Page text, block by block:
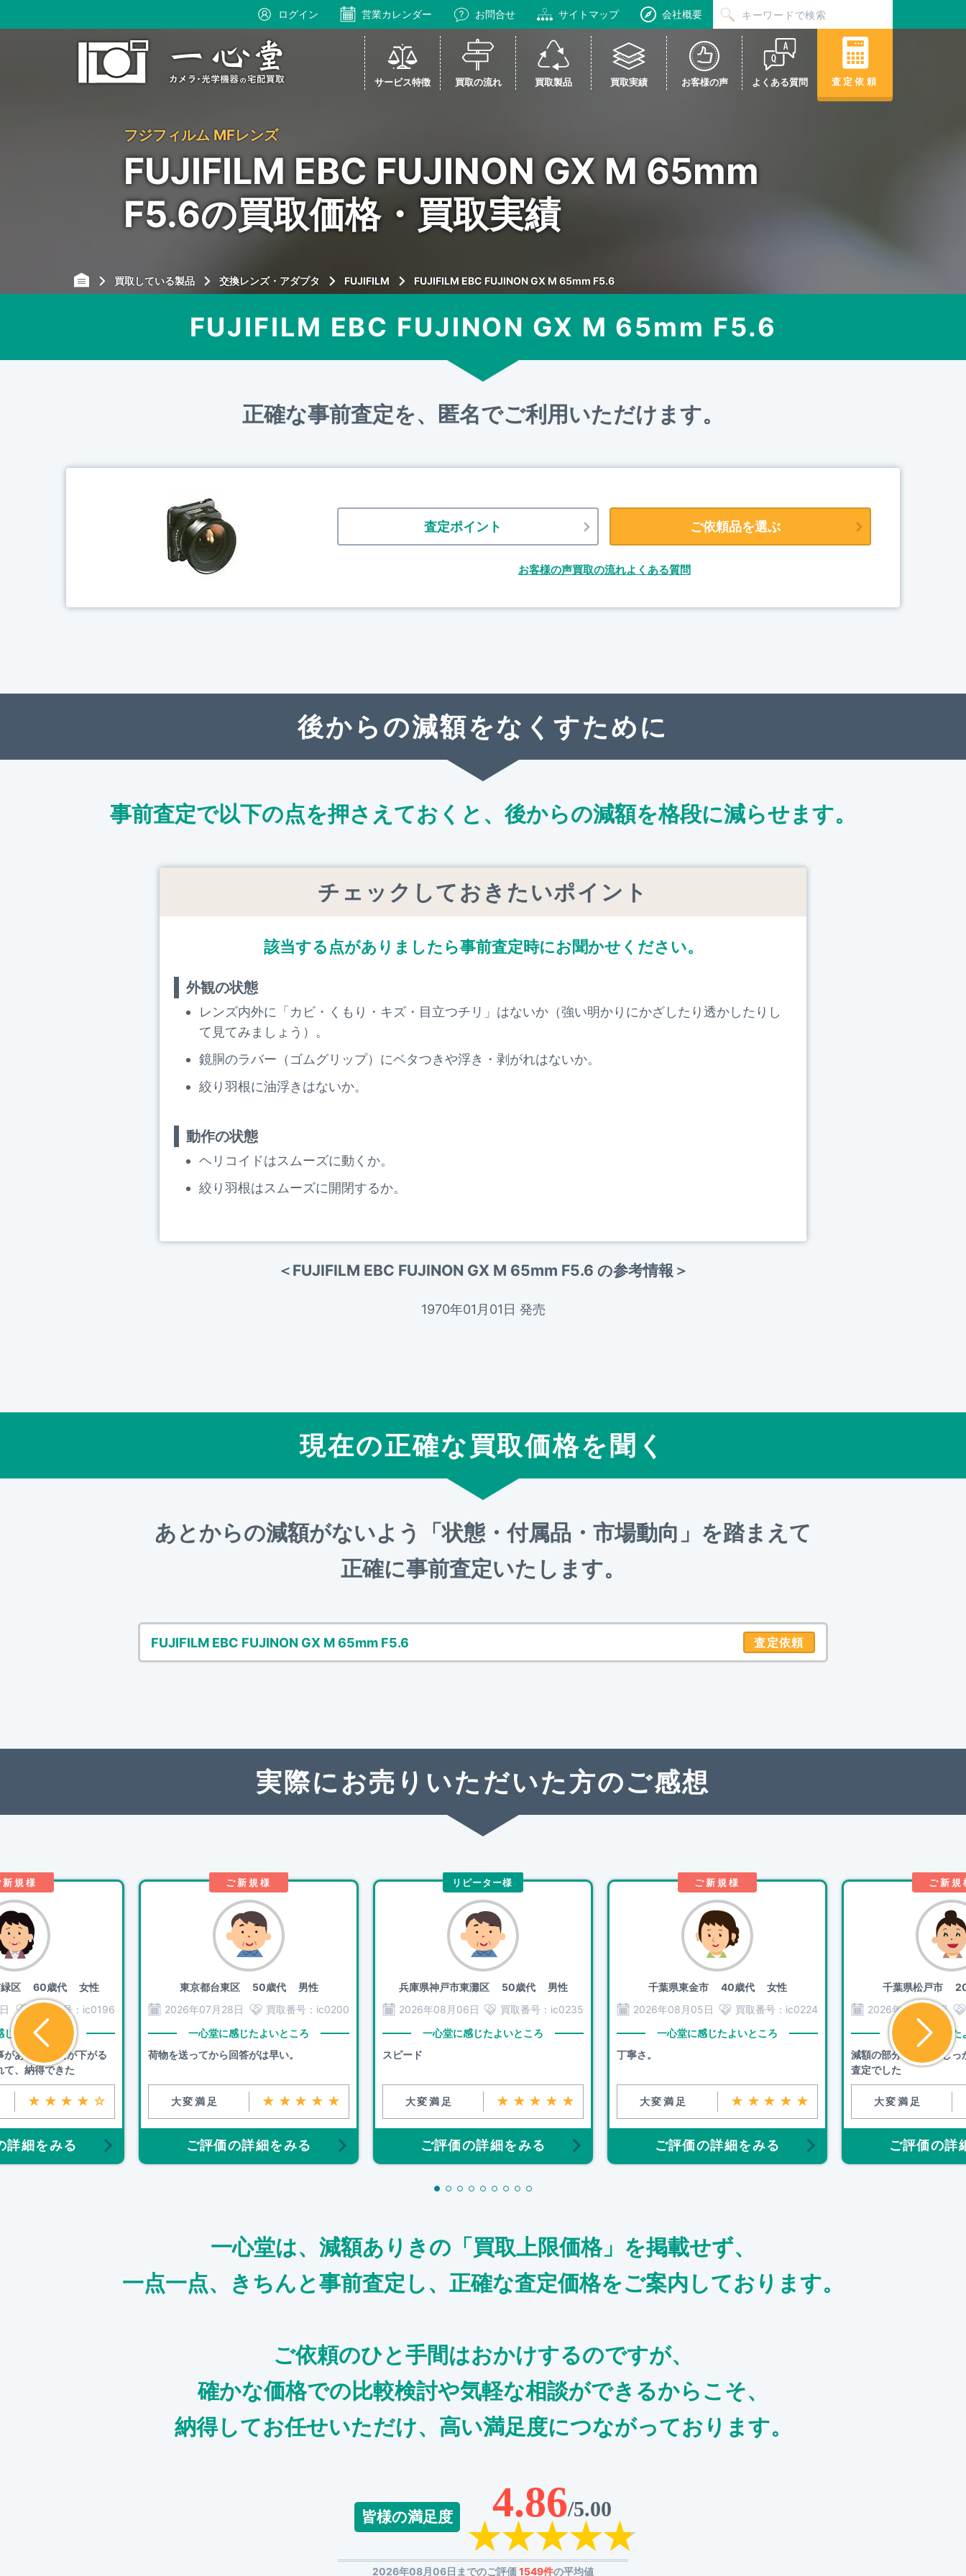
ログイン 営業カレンダー お問合せ サイトマップ 会社概要
サービス特徴 買取の流れ 買取製品 買取実績 お客様の声 よくある質問 査定依頼
フジフィルム MFレンズ
FUJIFILM EBC FUJINON GX M 65mm
F5.6の買取価格・買取実績
買取している製品 交換レンズ・アダプタ FUJIFILM FUJIFILM EBC FUJINON GX M 65mm F5.6
FUJIFILM EBC FUJINON GX M 65mm F5.6
正確な事前査定を、匿名でご利用いただけます。
査定ポイント ご依頼品を選ぶ
お客様の声買取の流れよくある質問
後からの減額をなくすために
事前査定で以下の点を押さえておくと、後からの減額を格段に減らせます。
チェックしておきたいポイント
該当する点がありましたら事前査定時にお聞かせください。
外観の状態
レンズ内外に「カビ・くもり・キズ・目立つチリ」はないか（強い明かりにかざしたり透かしたりし
て見てみましょう）。
鏡胴のラバー（ゴムグリップ）にベタつきや浮き・剥がれはないか。
絞り羽根に油浮きはないか。
動作の状態
ヘリコイドはスムーズに動くか。
絞り羽根はスムーズに開閉するか。
＜FUJIFILM EBC FUJINON GX M 65mm F5.6 の参考情報＞
1970年01月01日 発売
現在の正確な買取価格を聞く
あとからの減額がないよう「状態・付属品・市場動向」を踏まえて
正確に事前査定いたします。
FUJIFILM EBC FUJINON GX M 65mm F5.6 査定依頼
実際にお売りいただいた方のご感想
新規様
区60歳代 女性
買取番号： ic0196
じたよいところ
あった 価格が下がる
て、納得できた
★★★★☆
詳細をみる
ご新規様
東京都台東区50歳代 男性
2026年07月28日
買取番号： ic0200
一心堂に感じたよいところ
荷物を送ってから回答がは早い。
大変満足 ★★★★★
ご評価の詳細をみる
リピーター様
兵庫県神戸市東灘区50歳代 男性
2026年08月06日
買取番号： ic0235
一心堂に感じたよいところ
スピード
大変満足 ★★★★★
ご評価の詳細をみる
ご新規様
千葉県東金市40歳代 女性
2026年08月05日
買取番号： ic0224
一心堂に感じたよいところ
丁寧さ。
大変満足 ★★★★★
ご評価の詳細をみる
ご新規
千葉県松戸市20
2026年08月05日
一心堂に感じた
減額の部分の説明をしっ
査定でした
大変満足
ご評価の詳
一心堂は、減額ありきの「買取上限価格」を掲載せず、
一点一点、きちんと事前査定し、正確な査定価格をご案内しております。
ご依頼のひと手間はおかけするのですが、
確かな価格での比較検討や気軽な相談ができるからこそ、
納得してお任せいただけ、高い満足度につながっております。
皆様の満足度 4.86/5.00
2026年08月06日までのご評価1549件の平均値